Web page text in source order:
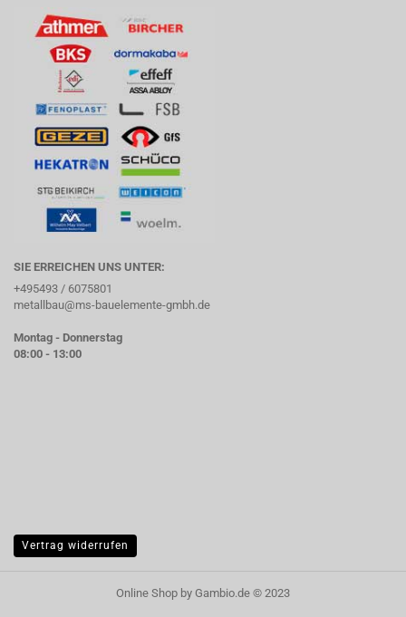
SIE ERREICHEN UNS UNTER:
+495493 / 6075801
metallbau@ms-bauelemente-gmbh.de
Montag - Donnerstag
08:00 - 13:00
Vertrag widerrufen
Online Shop by Gambio.de © 2023